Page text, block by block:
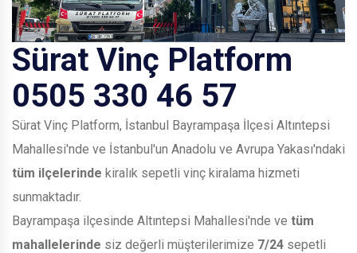
Sürat Vinç Platform
0505 330 46 57
Sürat Vinç Platform, İstanbul Bayrampaşa İlçesi Altıntepsi
Mahallesi'nde ve İstanbul'un Anadolu ve Avrupa Yakası'ndaki
tüm ilçelerinde kiralık sepetli vinç kiralama hizmeti
sunmaktadır.
Bayrampaşa ilçesinde Altıntepsi Mahallesi'nde ve tüm
mahallelerinde siz değerli müşterilerimize 7/24 sepetli